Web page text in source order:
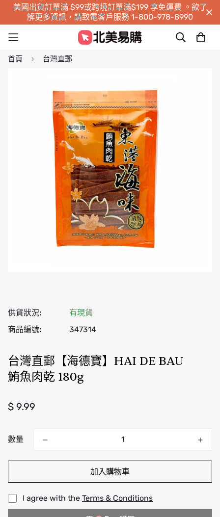
美國出貨訂單滿 $99或跨境訂單滿$199 享免運費 。欲了
解更多資訊，請致電客戶服務 1-800-978-8990
首頁 台灣直郵
供貨狀況:
有現貨
商品編號:
347314
台灣直郵【海德寶】HAI DE BAU
鮪魚肉乾 180g
正常價格
$ 9.99
數量
加入購物車
I agree with the Terms & Conditions